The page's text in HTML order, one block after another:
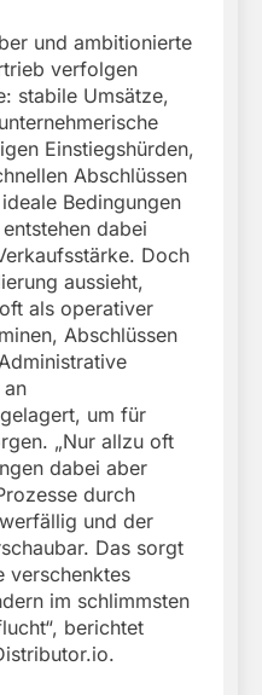
und ambitionierte
verfolgen
stabile Umsätze,
Einstiegshürden,
Abschlüssen
Bedingungen
dabei
Doch
aussieht,
als operativer
Abschlüssen
um für
„Nur allzu oft
dabei aber
durch
und der
Das sorgt
verschenktes
im schlimmsten
berichtet